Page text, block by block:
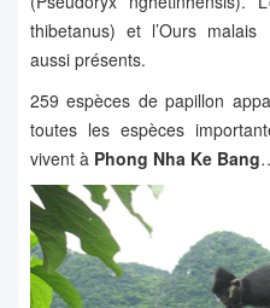
thibetanus) et l’Ours
aussi présents.
259 espèces de papillon
toutes les espèces
vivent à Phong Nha Ke Bang